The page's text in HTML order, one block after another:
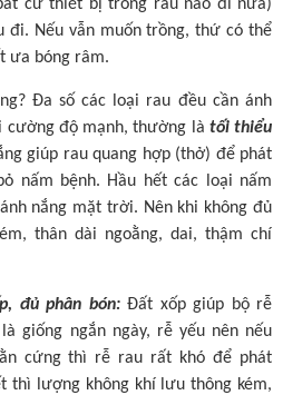
cứ thiết bị trồng rau nào đi nữa)
đi. Nếu vẫn muốn trồng, thứ có thể
ưa bóng râm.
Đa số các loại rau đều cần ánh
cường độ mạnh, thường là tối thiểu
giúp rau quang hợp (thở) để phát
nấm bệnh. Hầu hết các loại nấm
nắng mặt trời. Nên khi không đủ
thân dài ngoằng, dai, thậm chí
đủ phân bón:Đất xốp giúp bộ rễ
giống ngắn ngày, rễ yếu nên nếu
cứng thì rễ rau rất khó để phát
thì lượng không khí lưu thông kém,